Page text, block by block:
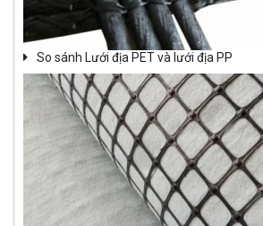
So sánh Lưới địa PET và lưới địa PP